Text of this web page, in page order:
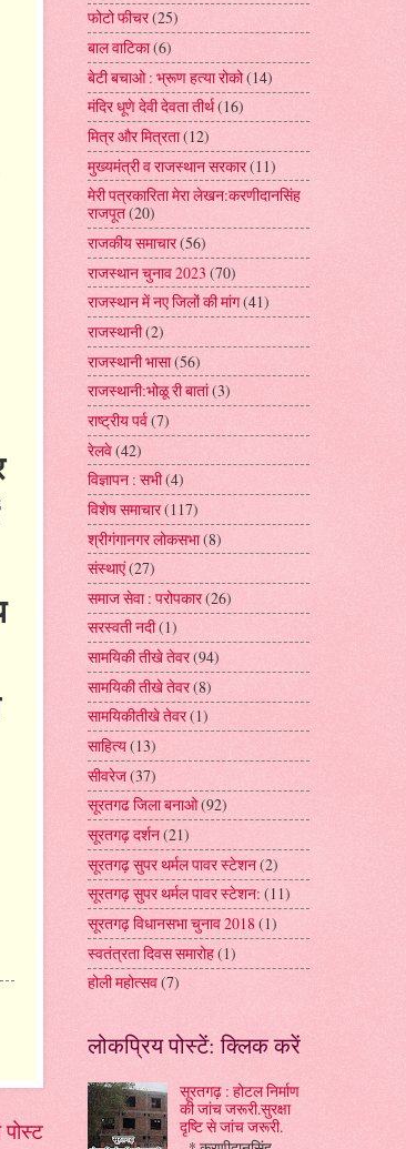
पोस्ट
फोटो फीचर(25)
बाल वाटिका(6)
बेटी बचाओ : भ्रूण हत्या रोको(14)
मंदिर धूणे देवी देवता तीर्थ(16)
मित्र और मित्रता(12)
मुख्यमंत्री व राजस्थान सरकार(11)
मेरी पत्रकारिता मेरा लेखन:करणीदानसिंह
राजपूत(20)
राजकीय समाचार(56)
राजस्थान चुनाव 2023 (70)
राजस्थान में नए जिलों की मांग(41)
राजस्थानी(2)
राजस्थानी भासा(56)
राजस्थानी:भोळू री बातां(3)
राष्ट्रीय पर्व(7)
रेलवे(42)
विज्ञापन : सभी(4)
विशेष समाचार(117)
श्रीगंगानगर लोकसभा(8)
संस्थाएं(27)
समाज सेवा : परोपकार(26)
सरस्वती नदी(1)
सामयिकी तीखे तेवर(94)
सामयिकी तीखे तेवर(8)
सामयिकीतीखे तेवर(1)
साहित्य(13)
सीवरेज(37)
सूरतगढ जिला बनाओ(92)
सूरतगढ़ दर्शन(21)
सूरतगढ़ सुपर थर्मल पावर स्टेशन(2)
सूरतगढ़ सुपर थर्मल पावर स्टेशन: (11)
सूरतगढ़ विधानसभा चुनाव 2018(1)
स्वतंत्रता दिवस समारोह(1)
होली महोत्सव(7)
लोकप्रिय पोस्टें: क्लिक करें
सूरतगढ़ : होटल निर्माण
की जांच जरूरी.सुरक्षा
दृष्टि से जांच जरूरी.